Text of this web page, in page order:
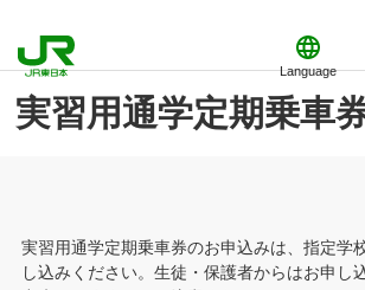
Language
実習用通学定期乗車
実習用通学定期乗車券のお申込みは、指定学
し込みください。生徒・保護者からはお申し